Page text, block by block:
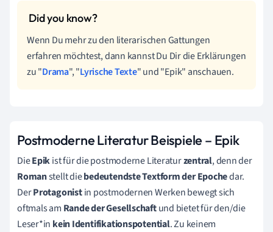
Wenn Du mehr zu den literarischen Gattungen
erfahren möchtest, dann kannst Du Dir die Erklärungen
zu "Drama", "Lyrische Texte" und "Epik" anschauen.
Postmoderne Literatur Beispiele – Epik
DieEpikist für die postmoderne Literaturzentral, denn der
Romanstellt diebedeutendste Textform der Epochedar.
DerProtagonistin postmodernen Werken bewegt sich
oftmals am Rande der Gesellschaftund bietet für den/die
Leser*in kein Identifikationspotential. Zu keinem